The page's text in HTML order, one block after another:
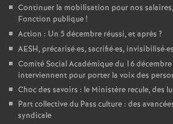
Continuer la mobilisation pour nos
Fonction publique!
Action : Un 5 décembre réussi, et après ?
AESH, précarisé·es, sacrifié·es, invisibilisé·
Comité Social Académique du 16 décembre
interviennent pour porter la voix des
Choc des savoirs : le Ministère recule, des
Part collective du Pass culture : des
syndicale